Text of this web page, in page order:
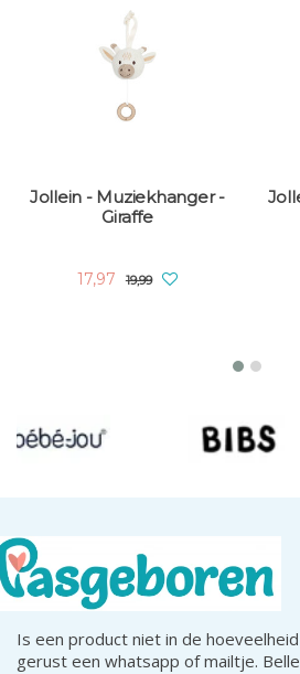
Jollein - Muziekhanger -
Giraffe
17,97 19,99
Is een product niet in de
gerust een whatsapp of mailtje.